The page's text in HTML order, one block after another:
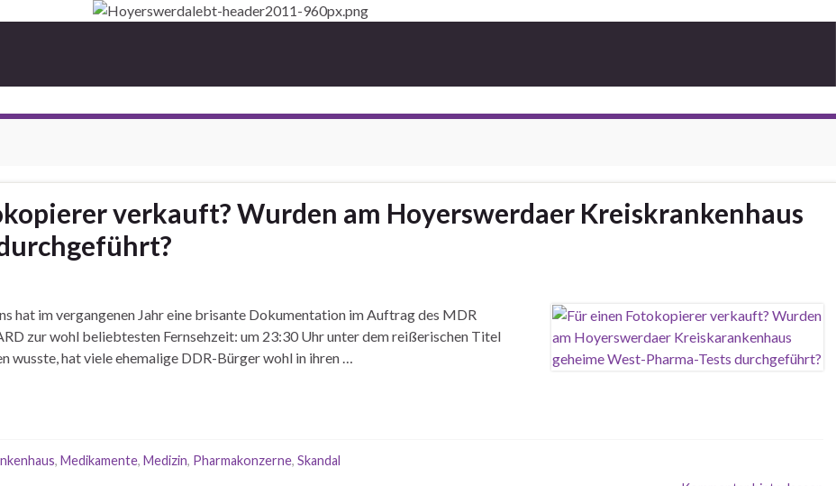
verkauft? Wurden am Hoyerswerdaer Kreiskrankenhaus
im vergangenen Jahr eine brisante Dokumentation im Auftrag des MDR
zur wohl beliebtesten Fernsehzeit: um 23:30 Uhr unter dem reißerischen Titel
wusste, hat viele ehemalige DDR-Bürger wohl in ihren …
, Medikamente, Medizin, Pharmakonzerne, Skandal